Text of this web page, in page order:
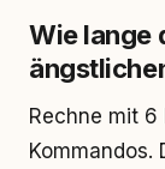
Wie lange
Rechne mit
Kommandos.